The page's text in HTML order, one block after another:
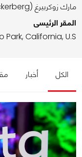
مارك زوكربيرغ (Mark Zuckerberg)
المقر الرئيسى
Park, California, U.S.
الكل أخبار